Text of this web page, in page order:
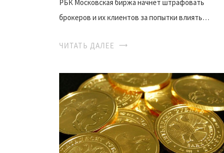
РБК Московская биржа начнет штрафовать
брокеров и их клиентов за попытки влиять…
ЧИТАТЬ ДАЛЕЕ